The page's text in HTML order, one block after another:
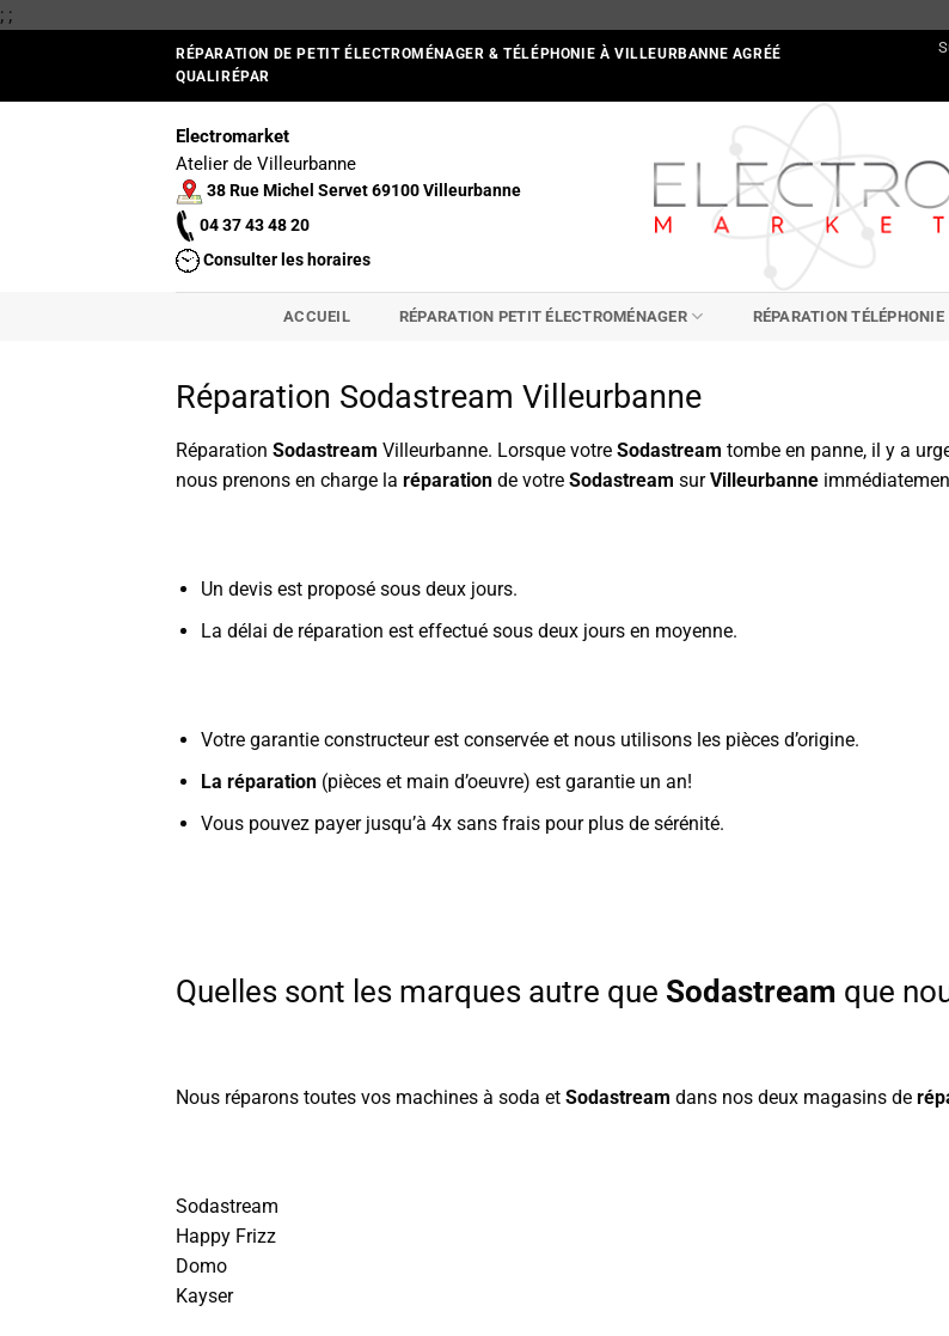
; ;Passer
RÉPARATION DE PETIT ÉLECTROMÉNAGER & TÉLÉPHONIE À VILLEURBANNE AGRÉÉ
QUALIRÉPAR
Electromarket
Atelier de Villeurbanne
38 Rue Michel Servet 69100 Villeurbanne
04 37 43 48 20
Consulter les horaires
ACCUEIL RÉPARATION PETIT ÉLECTROMÉNAGER RÉPARATION TÉLÉPHONIE
Réparation Sodastream Villeurbanne
Réparation Sodastream Villeurbanne. Lorsque votre Sodastream tombe en panne, il y a
nous prenons en charge la réparation de votre Sodastream surVilleurbanne
Un devis est proposé sous deux jours.
La délai de réparation est effectué sous deux jours en moyenne.
Votre garantie constructeur est conservée et nous utilisons les pièces d’origine.
La réparation(pièces et main d’oeuvre) est garantie un an!
Vous pouvez payer jusqu’à 4x sans frais pour plus de sérénité.
Quelles sont les marques autre que Sodastream que
Nous réparons toutes vos machines à soda et Sodastream dans nos deux magasins de
Sodastream
Happy Frizz
Domo
Kayser